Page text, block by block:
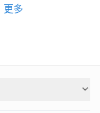
更多